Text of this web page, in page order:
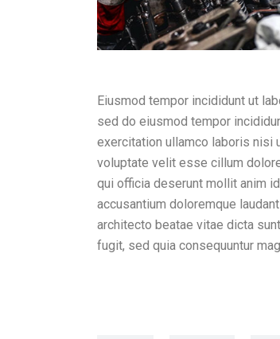
Eiusmod tempor incididunt ut
sed do eiusmod tempor
exercitation ullamco laboris nisi
voluptate velit esse cillum
qui officia deserunt mollit anim
accusantium doloremque
architecto beatae vitae dicta
fugit, sed quia consequuntur